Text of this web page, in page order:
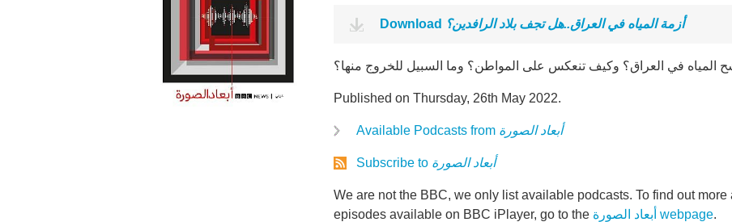
Download أزمة المياه في العراق..هل تجف بلاد الرافدين؟
المياه في العراق؟ وكيف تنعكس على المواطن؟ وما السبيل للخروج منها؟
Published on Thursday, 26th May 2022.
Available Podcasts from أبعاد الصورة
Subscribe to أبعاد الصورة
We are not the BBC, we only list available podcasts. To find out
episodes available on BBC iPlayer, go to the
أبعاد الصورة webpage.